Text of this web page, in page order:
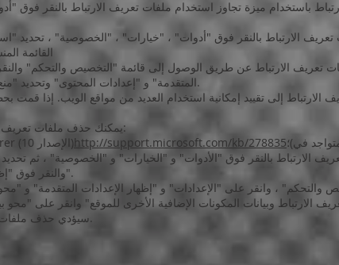
القائمة
المتقدمة" و "إعدادات المحتوى" وتحديد "منع المواقع من تعيين البيانات" ضمن "ملفات تعريف الارتباط "العنوان.
إلى تقييد إمكانية استخدام العديد من مواقع الويب. إذا قمت
يمكنك حذف ملفات تعريف الارتباط المخزنة على جهاز الكمبيوتر الخاص بك. على سبيل المثال:
يجب عليك حذف ملفات تعريف الارتباط يدويًا في Internet Explorer (الإصدار 10)http://support.microsoft.com/kb/278835في)؛
والنقر فوق "إظهار ملفات تعريف الارتباط" ثم "حذف كافة ملفات تعريف الارتباط".
الارتباط وبيانات المكونات الإضافية الأخرى للموقع" وانقر على
سيؤدي حذف ملفات تعريف الارتباط إلى تقييد إمكانية استخدام العديد من مواقع الويب.